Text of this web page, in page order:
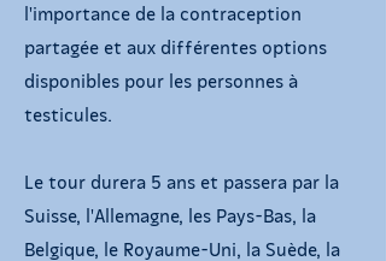
l'importance de la contraception
partagée et aux différentes options
disponibles pour les personnes à
testicules.
Le tour durera 5 ans et passera par la
Suisse, l'Allemagne, les Pays-Bas, la
Belgique, le Royaume-Uni, la Suède, la